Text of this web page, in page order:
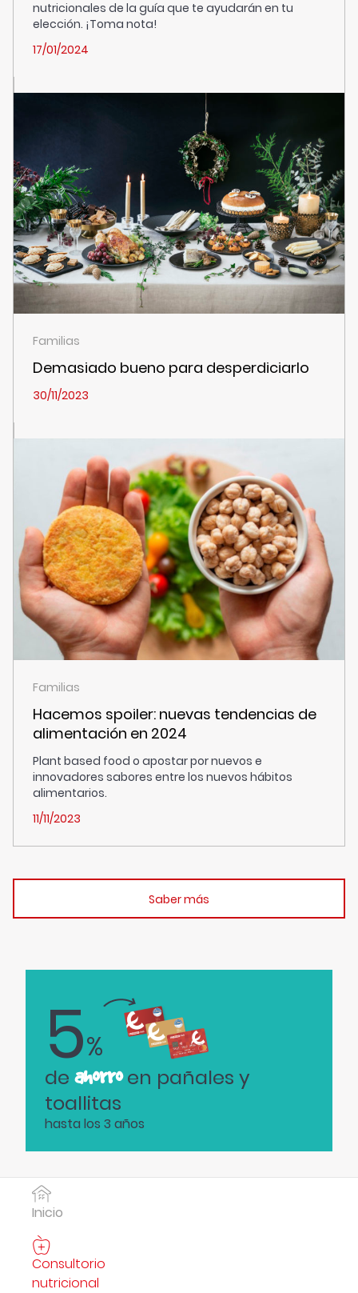
nutricionales de la guía que te ayudarán en tu
elección. ¡Toma nota!
17/01/2024
Familias
Demasiado bueno para desperdiciarlo
30/11/2023
Familias
Hacemos spoiler: nuevas tendencias de
alimentación en 2024
Plant based food o apostar por nuevos e
innovadores sabores entre los nuevos hábitos
alimentarios.
11/11/2023
Saber más
5%
de ahorroen pañales y
toallitas
hasta los 3 años
Inicio
Consultorio
nutricional